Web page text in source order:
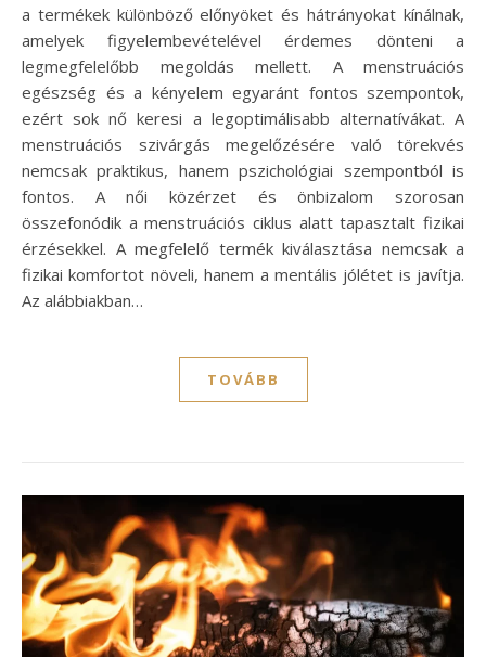
a termékek különböző előnyöket és hátrányokat kínálnak,
amelyek figyelembevételével érdemes dönteni a
legmegfelelőbb megoldás mellett. A menstruációs
egészség és a kényelem egyaránt fontos szempontok,
ezért sok nő keresi a legoptimálisabb alternatívákat. A
menstruációs szivárgás megelőzésére való törekvés
nemcsak praktikus, hanem pszichológiai szempontból is
fontos. A női közérzet és önbizalom szorosan
összefonódik a menstruációs ciklus alatt tapasztalt fizikai
érzésekkel. A megfelelő termék kiválasztása nemcsak a
fizikai komfortot növeli, hanem a mentális jólétet is javítja.
Az alábbiakban…
TOVÁBB